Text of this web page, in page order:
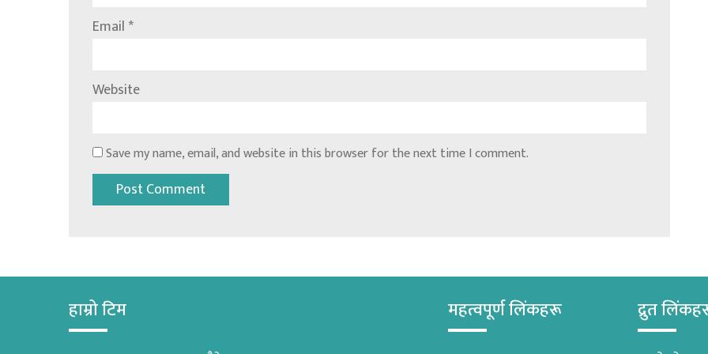
Email*
Website
Save my name, email, and website in this browser for the next time I comment.
हाम्रो टिम महत्वपूर्ण लिंकहरू द्रुत